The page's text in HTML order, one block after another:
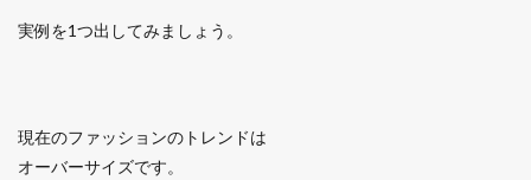
実例を1つ出してみましょう。
現在のファッションのトレンドは
オーバーサイズです。